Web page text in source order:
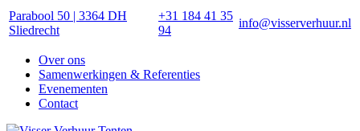
Parabool 50 | 3364 DH
Sliedrecht
+31 184 41 35
94
info@visserverhuur.nl
Over ons
Samenwerkingen & Referenties
Evenementen
Contact